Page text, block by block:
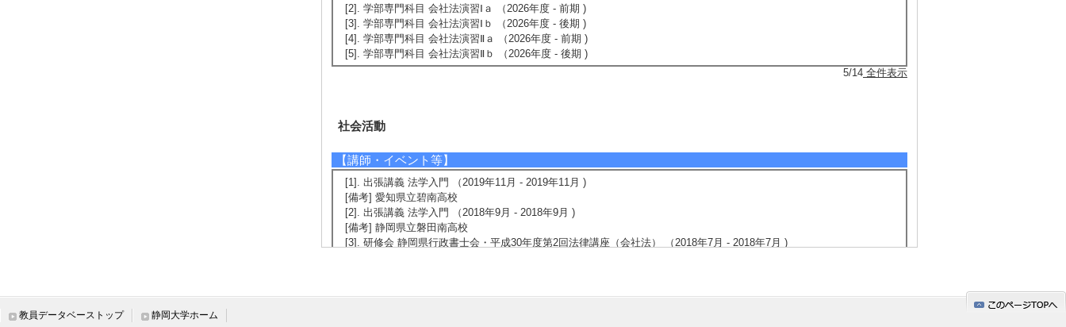
[2]. 学部専門科目 会社法演習Ⅰａ （2026年度 - 前期 )
[3]. 学部専門科目 会社法演習Ⅰｂ （2026年度 - 後期 )
[4]. 学部専門科目 会社法演習Ⅱａ （2026年度 - 前期 )
[5]. 学部専門科目 会社法演習Ⅱｂ （2026年度 - 後期 )
5/14 全件表示
社会活動
【講師・イベント等】
[1]. 出張講義 法学入門 （2019年11月 - 2019年11月 )
[備考] 愛知県立碧南高校
[2]. 出張講義 法学入門 （2018年9月 - 2018年9月 )
[備考] 静岡県立磐田南高校
[3]. 研修会 静岡県行政書士会・平成30年度第2回法律講座（会社法） （2018年7月 - 2018年7月 )
教員データベーストップ 静岡大学ホーム